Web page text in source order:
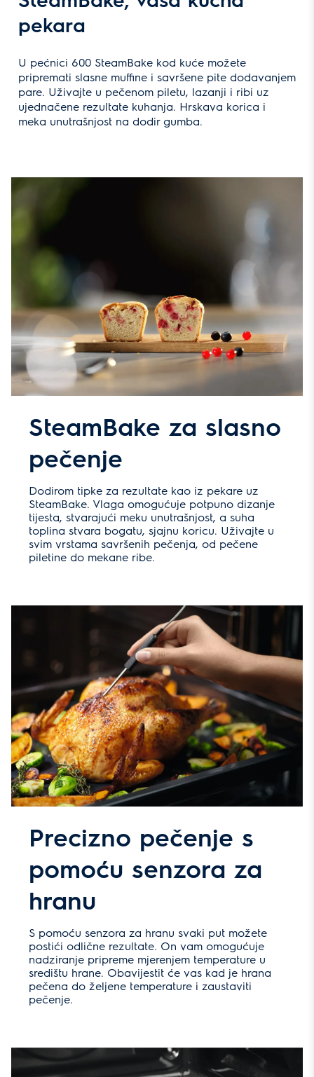
pekara
U pećnici 600 SteamBake kod kuće možete
pripremati slasne muffine i savršene pite dodavanjem
pare. Uživajte u pečenom piletu, lazanji i ribi uz
ujednačene rezultate kuhanja. Hrskava korica i
meka unutrašnjost na dodir gumba.
SteamBake za slasno
pečenje
Dodirom tipke za rezultate kao iz pekare uz
SteamBake. Vlaga omogućuje potpuno dizanje
tijesta, stvarajući meku unutrašnjost, a suha
toplina stvara bogatu, sjajnu koricu. Uživajte u
svim vrstama savršenih pečenja, od pečene
piletine do mekane ribe.
Precizno pečenje s
pomoću senzora za
hranu
S pomoću senzora za hranu svaki put možete
postići odlične rezultate. On vam omogućuje
nadziranje pripreme mjerenjem temperature u
središtu hrane. Obavijestit će vas kad je hrana
pečena do željene temperature i zaustaviti
pečenje.